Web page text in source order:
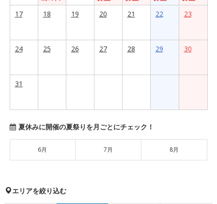
17
18 19 20 21 22 23
24 25 26 27 28 29 30
31
夏休みに開催の夏祭りを月ごとにチェック！
6月 7月 8月
エリアを絞り込む